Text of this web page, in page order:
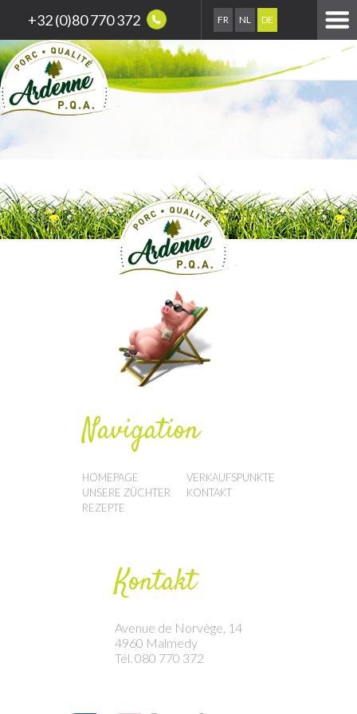
+32 (0)80 770 372 FR NL DE
Navigation
HOMEPAGE
UNSERE ZÜCHTER
REZEPTE
VERKAUFSPUNKTE
KONTAKT
Kontakt
Avenue de Norvège, 14
4960 Malmedy
Tél. 080 770 372